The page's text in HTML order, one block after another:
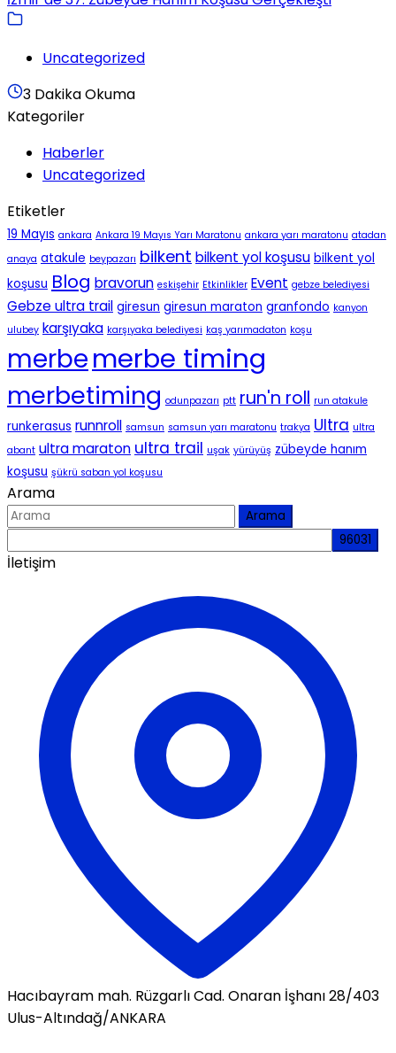
Uncategorized
3 Dakika Okuma
Kategoriler
Haberler
Uncategorized
Etiketler
19 Mayıs ankara Ankara 19 Mayıs Yarı Maratonu ankara yarı maratonu atadan
anaya atakule beypazarı bilkent bilkent yol koşusu bilkent yol
koşusu Blog bravorun eskişehir Etkinlikler Event gebze belediyesi
Gebze ultra trail giresun giresun maraton granfondo kanyon
ulubey karşıyaka karşıyaka belediyesi kaş yarımadaton koşu
merbemerbe timing
merbetiming odunpazarı ptt run'n roll run atakule
runkerasus runnroll samsun samsun yarı maratonu trakya Ultra ultra
abant ultra maraton ultra trail uşak yürüyüş zübeyde hanım
koşusu şükrü saban yol koşusu
Arama
Arama
İletişim
Hacıbayram mah. Rüzgarlı Cad. Onaran İşhanı 28/403
Ulus-Altındağ/ANKARA